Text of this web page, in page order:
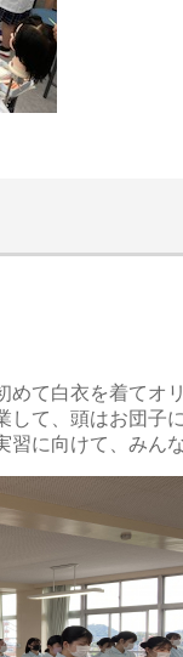
めて白衣を着てオ
して、頭はお団子
習に向けて、みん